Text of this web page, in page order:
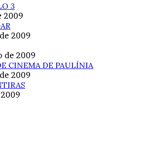
3
2009
2009
de 2009
CINEMA DE PAULÍNIA
2009